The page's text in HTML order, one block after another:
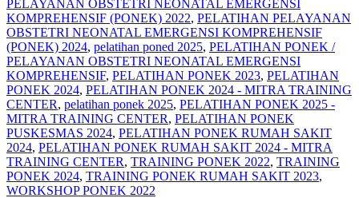
PELAYANAN OBSTETRI NEONATAL EMERGENSI
KOMPREHENSIF (PONEK) 2022, PELATIHAN PELAYANAN
OBSTETRI NEONATAL EMERGENSI KOMPREHENSIF
(PONEK) 2024, pelatihan poned 2025, PELATIHAN PONEK /
PELAYANAN OBSTETRI NEONATAL EMERGENSI
KOMPREHENSIF, PELATIHAN PONEK 2023, PELATIHAN
PONEK 2024, PELATIHAN PONEK 2024 - MITRA TRAINING
CENTER, pelatihan ponek 2025, PELATIHAN PONEK 2025 -
MITRA TRAINING CENTER, PELATIHAN PONEK
PUSKESMAS 2024, PELATIHAN PONEK RUMAH SAKIT
2024, PELATIHAN PONEK RUMAH SAKIT 2024 - MITRA
TRAINING CENTER, TRAINING PONEK 2022, TRAINING
PONEK 2024, TRAINING PONEK RUMAH SAKIT 2023,
WORKSHOP PONEK 2022